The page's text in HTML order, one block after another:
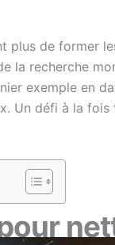
plus de former
la recherche
exemple en
Un défi à la